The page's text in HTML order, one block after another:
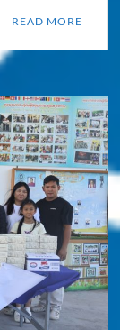
READ MORE